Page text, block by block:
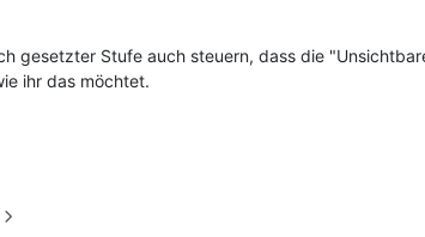
gesetzter Stufe auch steuern, dass die
ihr das möchtet.